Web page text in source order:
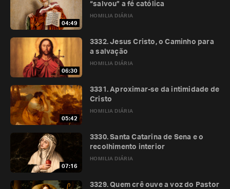
04:49
HOMILIA DIÁRIA
“salvou” a fé católica
06:30
HOMILIA DIÁRIA
3332. Jesus Cristo, o Caminho para
a salvação
05:42
HOMILIA DIÁRIA
3331. Aproximar-se da intimidade de
Cristo
07:16
HOMILIA DIÁRIA
3330. Santa Catarina de Sena e o
recolhimento interior
3329. Quem crê ouve a voz do Pastor